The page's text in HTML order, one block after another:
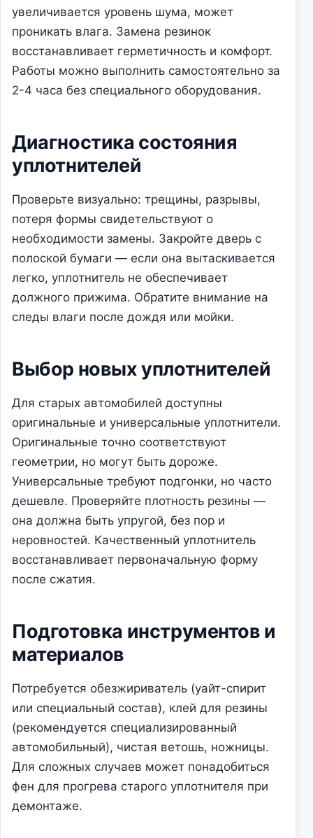
увеличивается уровень шума, может
проникать влага. Замена резинок
восстанавливает герметичность и комфорт.
Работы можно выполнить самостоятельно за
2-4 часа без специального оборудования.
Диагностика состояния
уплотнителей
Проверьте визуально: трещины, разрывы,
потеря формы свидетельствуют о
необходимости замены. Закройте дверь с
полоской бумаги — если она вытаскивается
легко, уплотнитель не обеспечивает
должного прижима. Обратите внимание на
следы влаги после дождя или мойки.
Выбор новых уплотнителей
Для старых автомобилей доступны
оригинальные и универсальные уплотнители.
Оригинальные точно соответствуют
геометрии, но могут быть дороже.
Универсальные требуют подгонки, но часто
дешевле. Проверяйте плотность резины —
она должна быть упругой, без пор и
неровностей. Качественный уплотнитель
восстанавливает первоначальную форму
после сжатия.
Подготовка инструментов и
материалов
Потребуется обезжириватель (уайт-спирит
или специальный состав), клей для резины
(рекомендуется специализированный
автомобильный), чистая ветошь, ножницы.
Для сложных случаев может понадобиться
фен для прогрева старого уплотнителя при
демонтаже.